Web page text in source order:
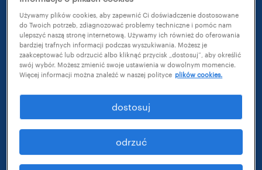
co sprawia, że kandydat jest
zainteresowany Twoją ofertą;
jak dopasować kandydata do kultury
organizacyjnej Twojej firmy;
60% kandydatów przerywa proces
ubiegania się o pracę, gdy uzna, że jest
on zbyt uciążliwy,
Używamy plików cookies, aby zapewnić Ci doświadczenie dostosowane
do Twoich potrzeb, zdiagnozować problemy techniczne i pomóc nam
ulepszyć naszą stronę internetową. Używamy ich również do oferowania
bardziej trafnych informacji podczas wyszukiwania. Możesz je
zaakceptować lub odrzucić albo kliknąć przycisk „dostosuj”, aby określić
swój wybór. Możesz zmienić swoje ustawienia w dowolnym momencie.
Więcej informacji można znaleźć w naszej polityce plików cookies.
odrzuć
dostosuj